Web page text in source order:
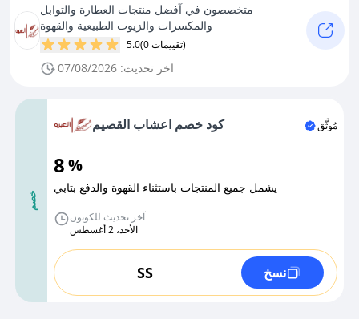
متخصصون في آفضل منتجات العطارة والتوابل
والمكسرات والزيوت الطبيعية والقهوة
5.0 (0 تقييمات)
اخر تحديث: 07/08/2026
خصم
كود خصم اعشاب القصيم مُوثَّق
8%
يشمل جميع المنتجات باستثناء القهوة والدفع بتابي
آخر تحديث للكوبون
الأحد، 2 أغسطس
SS نسخ